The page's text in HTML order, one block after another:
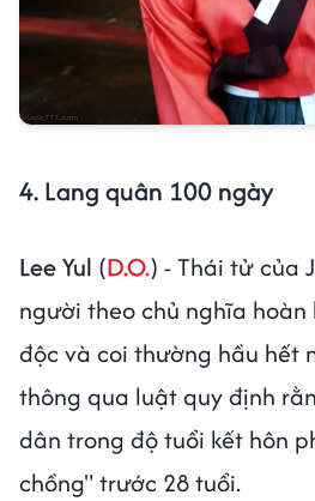
4. Lang quân 100 ngày
Lee Yul (D.O.) - Thái tử của
người theo chủ nghĩa hoàn
độc và coi thường hầu hết
thông qua luật quy định
dân trong độ tuổi kết hôn
chồng" trước 28 tuổi.